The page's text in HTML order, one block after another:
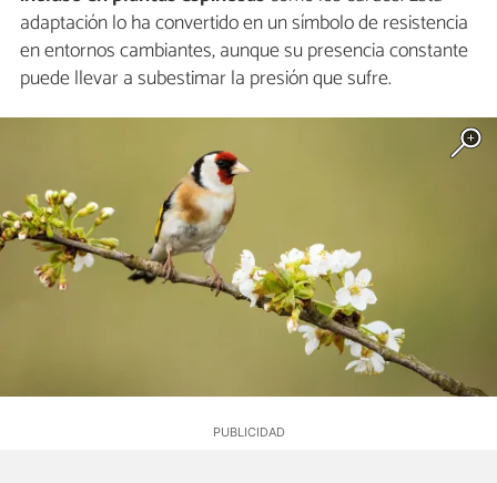
adaptación lo ha convertido en un símbolo de resistencia
en entornos cambiantes, aunque su presencia constante
puede llevar a subestimar la presión que sufre.